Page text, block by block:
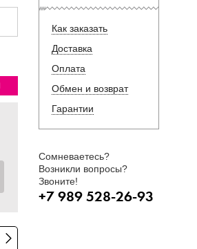
Как заказать
Доставка
Оплата
Обмен и возврат
Гарантии
Сомневаетесь?
Возникли вопросы?
Звоните!
+7 989 528-26-93